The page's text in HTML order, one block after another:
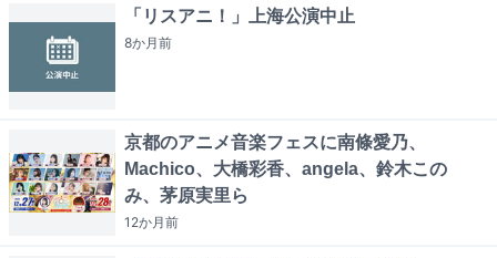
「リスアニ！」上海公演中止
8か月前
京都のアニメ音楽フェスに南條愛乃、
Machico、大橋彩香、angela、鈴木この
み、茅原実里ら
12か月前